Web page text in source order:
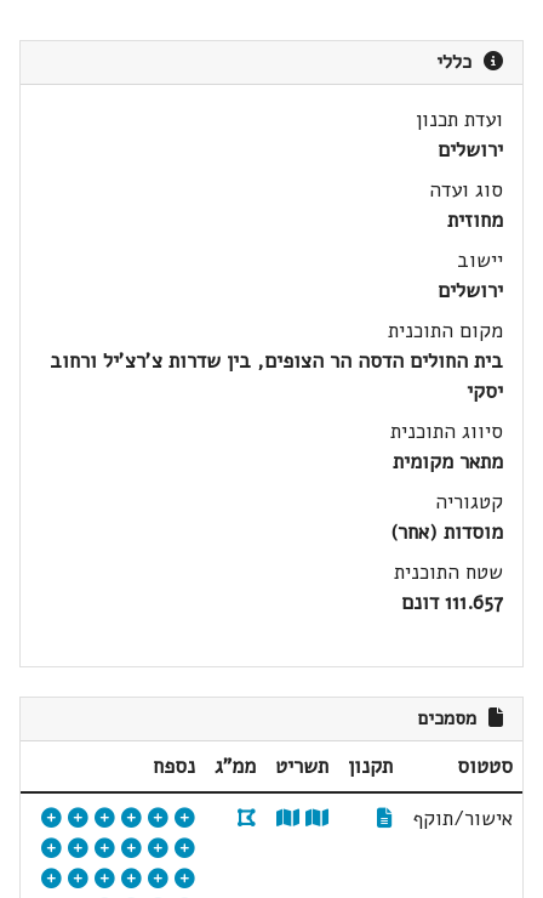
כללי
ועדת תכנון
ירושלים
סוג ועדה
מחוזית
יישוב
ירושלים
מקום התוכנית
בית החולים הדסה הר הצופים, בין שדרות צ'רצ'יל ורחוב
יסקי
סיווג התוכנית
מתאר מקומית
קטגוריה
מוסדות (אחר)
שטח התוכנית
111.657 דונם
מסמכים
סטטוס תקנון תשריט ממ"ג
נספח
אישור/תוקף